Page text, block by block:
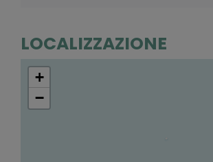
LOCALIZZAZIONE
+
−